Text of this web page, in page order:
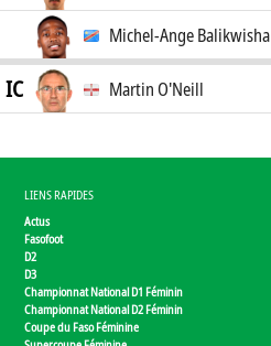
Michel-Ange Balikwisha
IC Martin O'Neill
LIENS RAPIDES
Actus
Fasofoot
D2
D3
Championnat National D1 Féminin
Championnat National D2 Féminin
Coupe du Faso Féminine